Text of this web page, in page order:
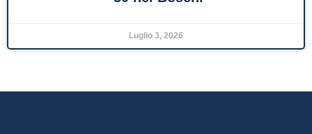
Luglio 3, 2026